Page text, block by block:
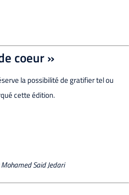
coeur »
la possibilité de gratifier tel ou
cette édition.
Said Jedari